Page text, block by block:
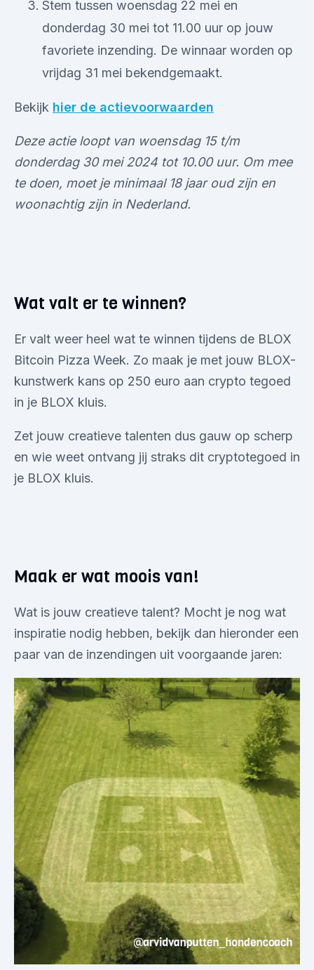
Stem tussen woensdag 22 mei en
donderdag 30 mei tot 11.00 uur op jouw
favoriete inzending. De winnaar worden op
vrijdag 31 mei bekendgemaakt.
Bekijk hier de actievoorwaarden
Deze actie loopt van woensdag 15 t/m
donderdag 30 mei 2024 tot 10.00 uur. Om mee
te doen, moet je minimaal 18 jaar oud zijn en
woonachtig zijn in Nederland.
Wat valt er te winnen?
Er valt weer heel wat te winnen tijdens de BLOX
Bitcoin Pizza Week. Zo maak je met jouw BLOX-
kunstwerk kans op 250 euro aan crypto tegoed
in je BLOX kluis.
Zet jouw creatieve talenten dus gauw op scherp
en wie weet ontvang jij straks dit cryptotegoed in
je BLOX kluis.
Maak er wat moois van!
Wat is jouw creatieve talent? Mocht je nog wat
inspiratie nodig hebben, bekijk dan hieronder een
paar van de inzendingen uit voorgaande jaren: